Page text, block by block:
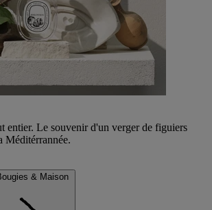
entier. Le souvenir d'un verger de figuiers
Méditérrannée.
& Maison